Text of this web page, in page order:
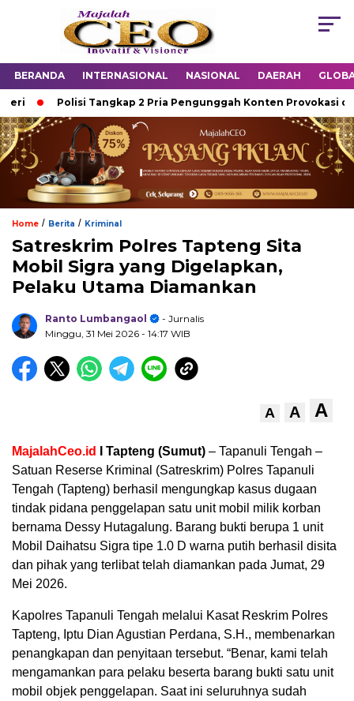
BERANDA INTERNASIONAL NASIONAL DAERAH
Polisi Tangkap 2 Pria Pengunggah Konten Provokasi dan
Home / Berita / Kriminal
Satreskrim Polres Tapteng Sita
Mobil Sigra yang Digelapkan,
Pelaku Utama Diamankan
Ranto Lumbangaol
- Jurnalis
Minggu, 31 Mei 2026 - 14:17 WIB
A A A
MajalahCeo.id I Tapteng (Sumut) – Tapanuli Tengah –
Satuan Reserse Kriminal (Satreskrim) Polres Tapanuli
Tengah (Tapteng) berhasil mengungkap kasus dugaan
tindak pidana penggelapan satu unit mobil milik korban
bernama Dessy Hutagalung. Barang bukti berupa 1 unit
Mobil Daihatsu Sigra tipe 1.0 D warna putih berhasil disita
dan pihak yang terlibat telah diamankan pada Jumat, 29
Mei 2026.
Kapolres Tapanuli Tengah melalui Kasat Reskrim Polres
Tapteng, Iptu Dian Agustian Perdana, S.H., membenarkan
penangkapan dan penyitaan tersebut. “Benar, kami telah
mengamankan para pelaku beserta barang bukti satu unit
mobil objek penggelapan. Saat ini seluruhnya sudah